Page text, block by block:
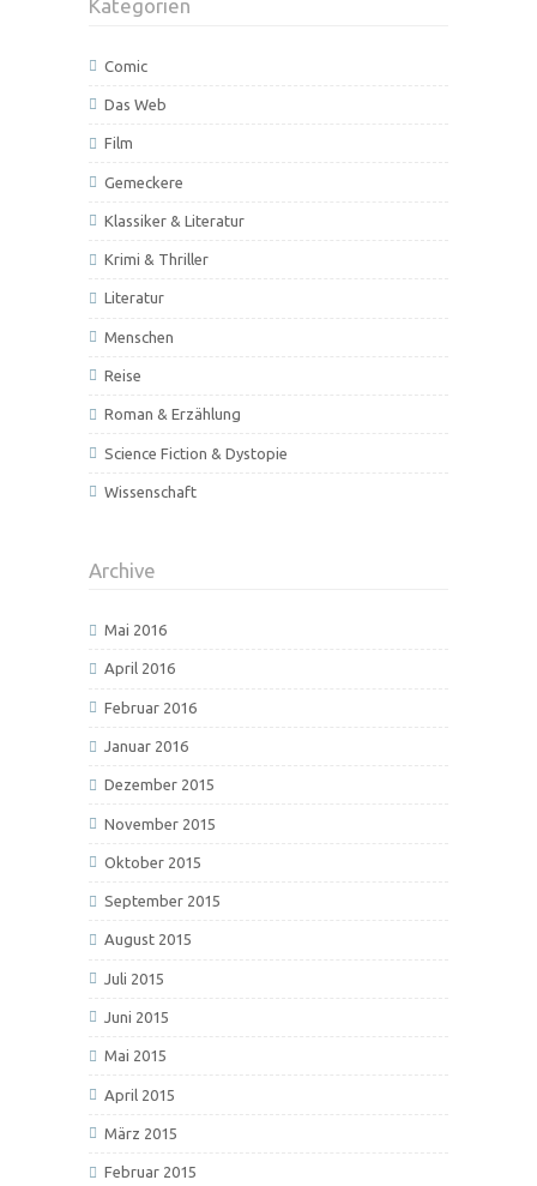
Kategorien
Comic
Das Web
Film
Gemeckere
Klassiker & Literatur
Krimi & Thriller
Literatur
Menschen
Reise
Roman & Erzählung
Science Fiction & Dystopie
Wissenschaft
Archive
Mai 2016
April 2016
Februar 2016
Januar 2016
Dezember 2015
November 2015
Oktober 2015
September 2015
August 2015
Juli 2015
Juni 2015
Mai 2015
April 2015
März 2015
Februar 2015